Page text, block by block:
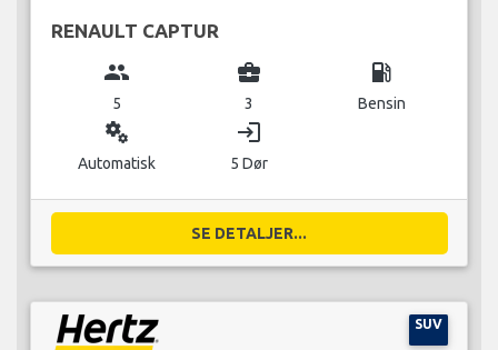
RENAULT CAPTUR
group
5
business_center
3
local_gas_station
Bensin
miscellaneous_services
Automatisk
login
5 Dør
SE DETALJER...
SUV